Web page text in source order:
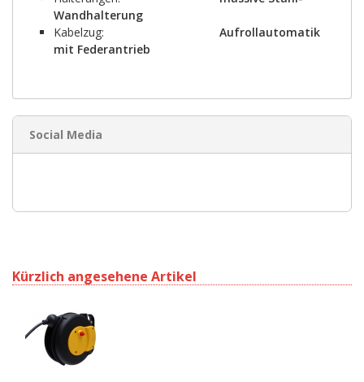
Wandhalterung
Kabelzug:
Aufrollautomatik
mit Federantrieb
Social Media
Kürzlich angesehene Artikel